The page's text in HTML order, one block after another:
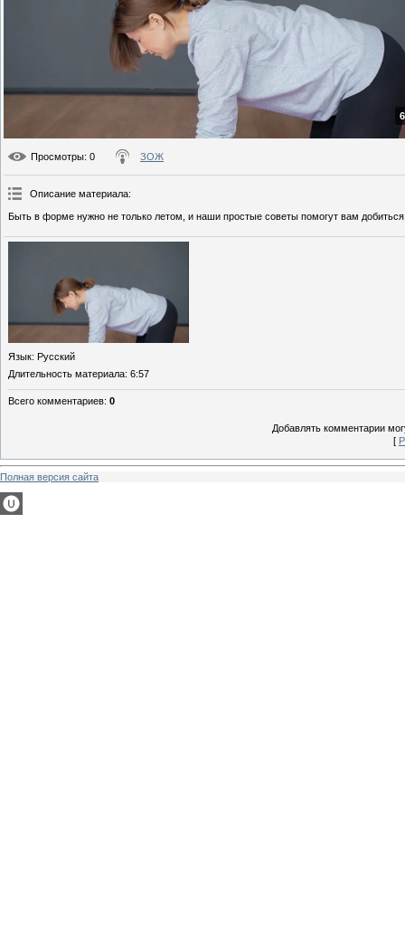
Просмотры: 0 ЗОЖ
Описание материала:
Быть в форме нужно не только летом, и наши простые советы помогут вам добиться
Язык: Русский
Длительность материала: 6:57
Всего комментариев: 0
Добавлять комментарии
[
Полная версия сайта